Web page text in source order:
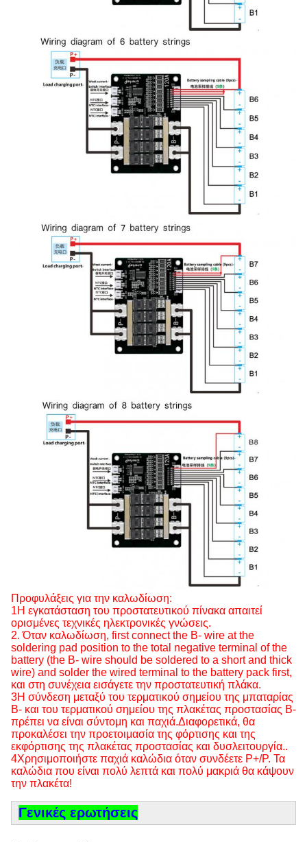
Προφυλάξεις για την καλωδίωση:
1Η εγκατάσταση του προστατευτικού πίνακα απαιτεί
ορισμένες τεχνικές ηλεκτρονικές γνώσεις.
2. Όταν καλωδίωση, first connect the B- wire at the
soldering pad position to the total negative terminal of the
battery (the B- wire should be soldered to a short and thick
wire) and solder the wired terminal to the battery pack first,
και στη συνέχεια εισάγετε την προστατευτική πλάκα.
3Η σύνδεση μεταξύ του τερματικού σημείου της μπαταρίας
Β- και του τερματικού σημείου της πλακέτας προστασίας Β-
πρέπει να είναι σύντομη και παχιά.Διαφορετικά, θα
προκαλέσει την προετοιμασία της φόρτισης και της
εκφόρτισης της πλακέτας προστασίας και δυσλειτουργία..
4Χρησιμοποιήστε παχιά καλώδια όταν συνδέετε P+/P. Τα
καλώδια που είναι πολύ λεπτά και πολύ μακριά θα κάψουν
την πλακέτα!
Γενικές ερωτήσεις